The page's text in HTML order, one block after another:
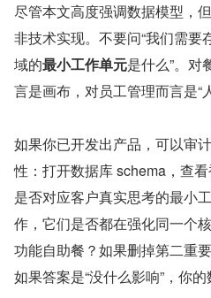
尽管本文高度强调数据模型，
非技术实现。不要问“我们需要
域的最小工作单元是什么”。对
言是画布，对员工管理而言是“人
如果你已开发出产品，可以审
性：打开数据库 schema，查
是否对应客户真实思考的最小
作，它们是否都在强化同一个
功能自助餐？如果删掉第二重
如果答案是“没什么影响”，你